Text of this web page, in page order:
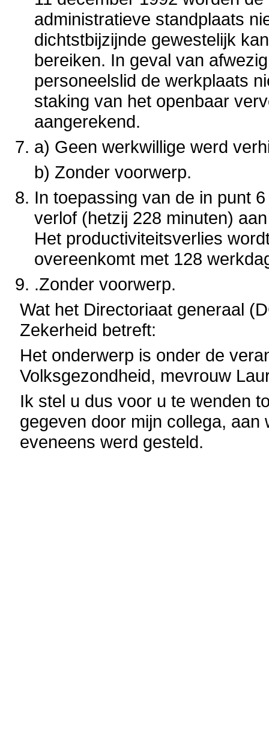
administratieve standplaats
dichtstbijzijnde gewestelijk
bereiken. In geval van
personeelslid de werkplaats
staking van het openbaar
aangerekend.
a) Geen werkwillige werd
b) Zonder voorwerp.
In toepassing van de in punt
verlof (hetzij 228 minuten)
Het productiviteitsverlies
overeenkomt met 128
.Zonder voorwerp.
Wat het Directoriaat generaal
Zekerheid betreft:
Het onderwerp is onder de
Volksgezondheid, mevrouw
Ik stel u dus voor u te wenden
gegeven door mijn collega,
eveneens werd gesteld.